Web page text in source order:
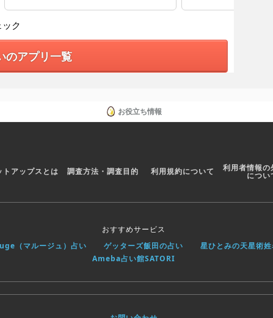
ク
のアプリ一覧
お役立ち情報
トアップスとは 調査方法・調査目的 利用規約について 利用者情報の
につい
おすすめサービス
（マルージュ）占い ゲッターズ飯田の占い 星ひとみの天星術
Ameba占い館SATORI